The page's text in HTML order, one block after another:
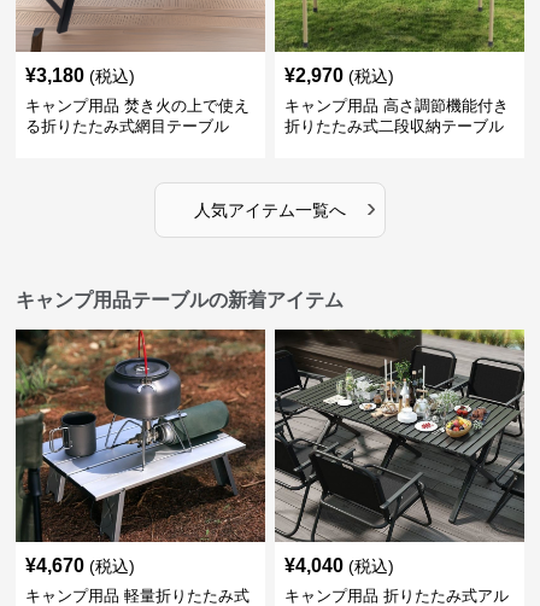
¥3,180 (税込)
キャンプ用品 焚き火の上で使え
る折りたたみ式網目テーブル
¥2,970 (税込)
キャンプ用品 高さ調節機能付き
折りたたみ式二段収納テーブル
人気アイテム一覧へ ›
キャンプ用品テーブルの新着アイテム
¥4,670 (税込)
キャンプ用品 軽量折りたたみ式
¥4,040 (税込)
キャンプ用品 折りたたみ式アル